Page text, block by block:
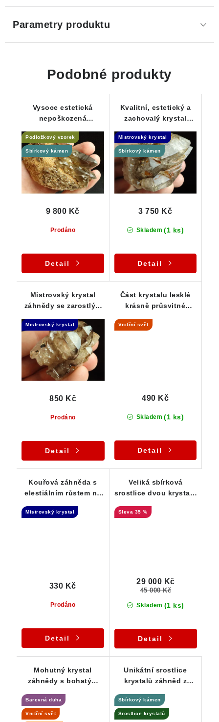
Parametry produktu
Podobné produkty
Vysoce estetická
nepoškozená
záhněd na podložce
Podložkový vzorek
Sbírkový kámen
Prodáno
9 800 Kč
Detail
Kvalitní, estetický a
zachovalý krystal
Elestial
Mistrovský krystal
Sbírkový kámen
Skladem (1 ks)
3 750 Kč
Detail
Mistrovský krystal
záhnědy se zarostlým
Elestial
Mistrovský krystal
Prodáno
850 Kč
Detail
Část krystalu lesklé
krásně průsvitné
Vnitřní svět
Skladem (1 ks)
490 Kč
Detail
Kouřová záhněda s
elestiálním růstem na
Mistrovský krystal
Prodáno
330 Kč
Detail
Veliká sbírková
srostlice dvou krystalů
podložce - Dvojitý
35 %
Skladem (1 ks)
29 000 Kč
45 000 Kč
Detail
Mohutný krystal
záhnědy s bohatým
duhou
Barevná duha
Vnitřní svět
Unikátní srostlice
krystalů záhněd z
Sběratelská záležitost
Sbírkový kámen
Srostlice krystalů